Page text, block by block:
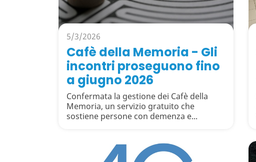
5/3/2026
Cafè della Memoria - Gli
incontri proseguono fino
a giugno 2026
Confermata la gestione dei Cafè della
Memoria, un servizio gratuito che
sostiene persone con demenza e...